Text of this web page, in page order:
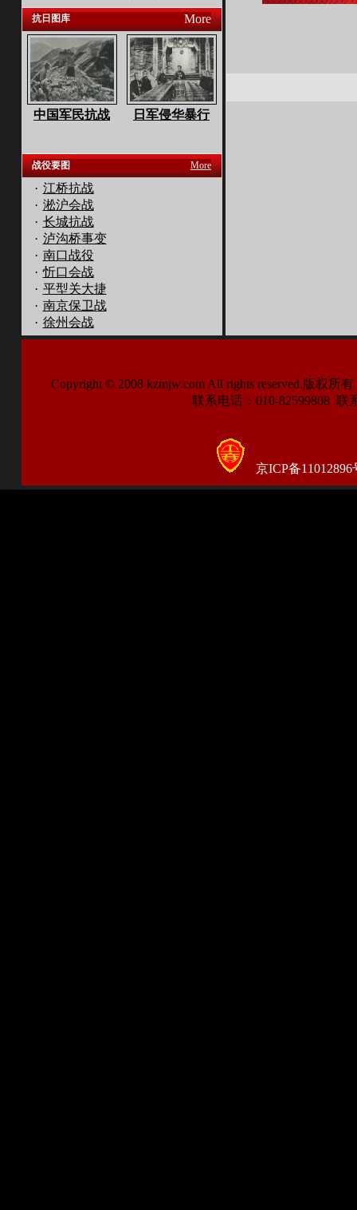
抗日图库 More
中国军民抗战 日军侵华暴行
战役要图 More
· 江桥抗战
· 淞沪会战
· 长城抗战
· 泸沟桥事变
· 南口战役
· 忻口会战
· 平型关大捷
· 南京保卫战
· 徐州会战
Copyright © 2008 kzmjw.com All rights reserved.版权
联系电话：010-82599808 联
京ICP备11012896